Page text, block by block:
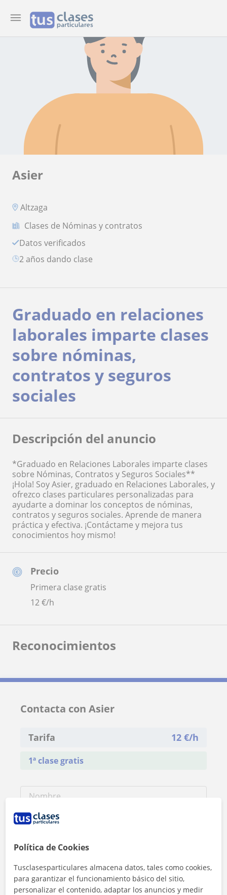
Asier
Altzaga
Clases de Nóminas y contratos
Datos verificados
2 años dando clase
Precio
Primera clase gratis
12€/h
Graduado en relaciones
laborales imparte clases
sobre nóminas,
contratos y seguros
sociales
Descripción del anuncio
*Graduado en Relaciones Laborales imparte clases
sobre Nóminas, Contratos y Seguros Sociales**
¡Hola! Soy Asier, graduado en Relaciones Laborales, y
ofrezco clases particulares personalizadas para
ayudarte a dominar los conceptos de nóminas,
contratos y seguros sociales. Aprende de manera
práctica y efectiva. ¡Contáctame y mejora tus
conocimientos hoy mismo!
Reconocimientos
Contacta con Asier
Tarifa 12 €/h
1ª clase gratis
Política de Cookies
Tusclasesparticulares almacena datos, tales como cookies,
para garantizar el funcionamiento básico del sitio,
personalizar el contenido, adaptar los anuncios y medir